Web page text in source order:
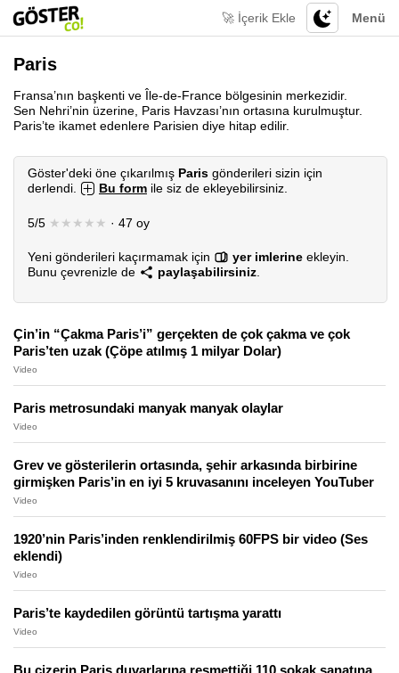
Menü
🚀 İçerik Ekle
Paris
Fransa’nın başkenti ve Île-de-France bölgesinin merkezidir.
Sen Nehri’nin üzerine, Paris Havzası’nın ortasına kurulmuştur.
Paris’te ikamet edenlere Parisien diye hitap edilir.
Göster'deki öne çıkarılmış Paris gönderileri sizin için
derlendi.
Bu form ile siz de ekleyebilirsiniz.
5/5 ★★★★★ · 47 oy
Yeni gönderileri kaçırmamak için yer imlerine ekleyin.
Bunu çevrenizle de
paylaşabilirsiniz
Çin’in “Çakma Paris’i” gerçekten de çok çakma ve çok
Paris’ten uzak (Çöpe atılmış 1 milyar Dolar)
Video
Paris metrosundaki manyak manyak olaylar
Video
Grev ve gösterilerin ortasında, şehir arkasında birbirine
girmişken Paris’in en iyi 5 kruvasanını inceleyen YouTuber
Video
1920’nin Paris’inden renklendirilmiş 60FPS bir video (Ses
eklendi)
Video
Paris’te kaydedilen görüntü tartışma yarattı
Video
Bu çizerin Paris duvarlarına resmettiği 110 sokak sanatına